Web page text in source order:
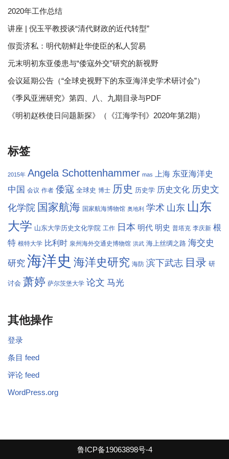
2020年工作总结
讲座 | 倪玉平教授谈“清代财政的近代转型”
假贡济私：明代朝鲜赴华使臣的私人贸易
元末明初东亚倭患与“倭寇外交”研究的新视野
会议延期公告（“全球史视野下的东亚海洋史学术研讨会”）
《季风亚洲研究》第四、八、九期目录与PDF
《明初赵秩使日问题新探》（《江海学刊》2020年第2期）
标签
2015年 Angela Schottenhammer mas 上海 东亚海洋史
中国 会议 作者 倭寇 全球史 博士 历史 历史学 历史文化 历史文
化学院 国家航海 国家航海博物馆 奥地利 学术 山东 山东
大学 山东大学历史文化学院 工作 日本 明代 明史 普塔克 李庆新 根
特 根特大学 比利时 泉州海外交通史博物馆 洪武 海上丝绸之路 海交史
研究 海洋史 海洋史研究 海防 滨下武志 目录 研
讨会 萧婷 萨尔茨堡大学 论文 马光
其他操作
登录
条目 feed
评论 feed
WordPress.org
鲁ICP备19063898号-4